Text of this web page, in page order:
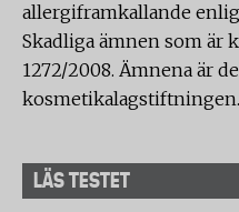
allergiframkallande
Skadliga ämnen som är
1272/2008. Ämnena är
kosmetikalagstiftningen.
LÄS TESTET